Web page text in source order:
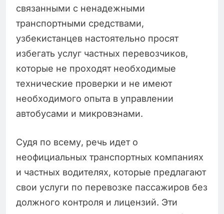
связанными с ненадежными
транспортными средствами,
узбекистанцев настоятельно просят
избегать услуг частных перевозчиков,
которые не проходят необходимые
технические проверки и не имеют
необходимого опыта в управлении
автобусами и микровэнами.
Судя по всему, речь идет о
неофициальных транспортных компаниях
и частных водителях, которые предлагают
свои услуги по перевозке пассажиров без
должного контроля и лицензий. Эти